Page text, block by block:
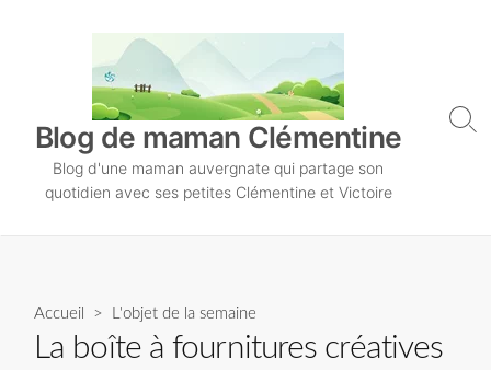
n
Blog de maman Clémentine
Blog d'une maman auvergnate qui partage son
quotidien avec ses petites Clémentine et Victoire
S
Accueil > L'objet de la semaine
La boîte à fournitures créatives